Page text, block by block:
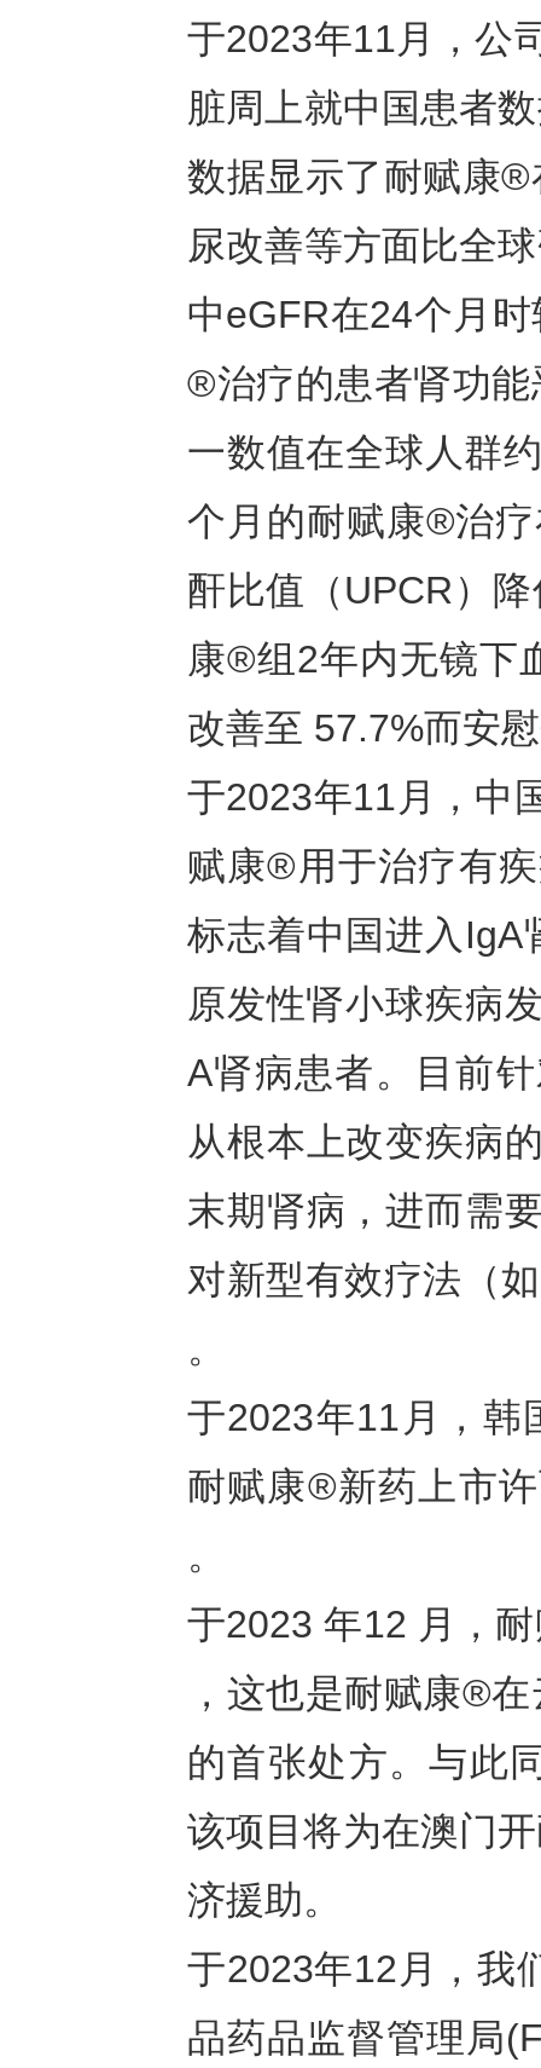
于2023年11月，公
脏周上就中国患者
数据显示了耐赋康
尿改善等方面比全
中eGFR在24个月
®治疗的患者肾功
一数值在全球人群
个月的耐赋康®治
酐比值（UPCR）
康®组2年内无镜下
改善至 57.7%而安
于2023年11月，中
赋康®用于治疗有
标志着中国进入IgA
原发性肾小球疾病
A肾病患者。目前
从根本上改变疾病
末期肾病，进而需
对新型有效疗法（
。
于2023年11月，韩
耐赋康®新药上市
。
于2023 年12 月，
，这也是耐赋康®
的首张处方。与此
该项目将为在澳门
济援助。
于2023年12月，我
品药品监督管理局